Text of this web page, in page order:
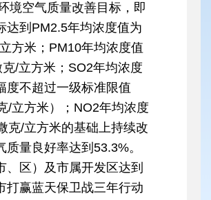
境空气质量改善目标，即
达到PM2.5年均浓度值为
方米；PM10年均浓度值
/立方米；SO2年均浓度
度不超过一级标准限值
/立方米）；NO2年均浓度
克/立方米的基础上持续改
质量良好率达到53.3%。
、区）及市属开发区达到
打赢蓝天保卫战三年行动